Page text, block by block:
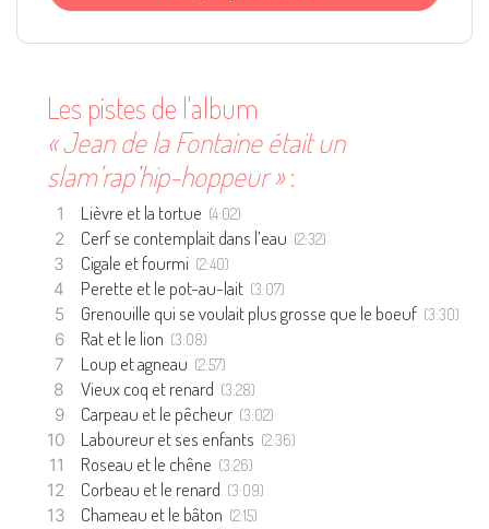
Les pistes de l'album
« Jean de la Fontaine était un
slam’rap’hip-hoppeur »:
Lièvre et la tortue (4:02)
Cerf se contemplait dans l’eau (2:32)
Cigale et fourmi (2:40)
Perette et le pot-au-lait (3:07)
Grenouille qui se voulait plus grosse que le boeuf (3:30)
Rat et le lion (3:08)
Loup et agneau (2:57)
Vieux coq et renard (3:28)
Carpeau et le pêcheur (3:02)
Laboureur et ses enfants (2:36)
Roseau et le chêne (3:26)
Corbeau et le renard (3:09)
Chameau et le bâton (2:15)